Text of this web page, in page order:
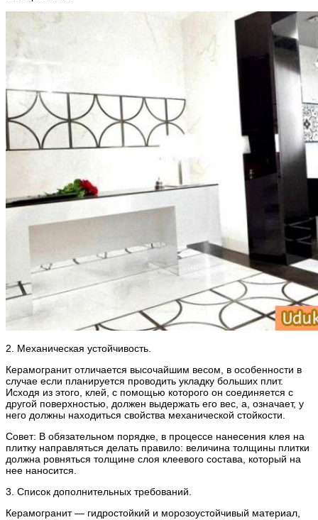
2. Механическая устойчивость.
Керамогранит отличается высочайшим весом, в особенности в
случае если планируется проводить укладку больших плит.
Исходя из этого, клей, с помощью которого он соединяется с
другой поверхностью, должен выдержать его вес, а, означает, у
него должны находиться свойства механической стойкости.
Совет: В обязательном порядке, в процессе нанесения клея на
плитку направляться делать правило: величина толщины плитки
должна ровняться толщине слоя клеевого состава, который на
нее наносится.
3. Список дополнительных требований.
Керамогранит — гидростойкий и морозоустойчивый материал,